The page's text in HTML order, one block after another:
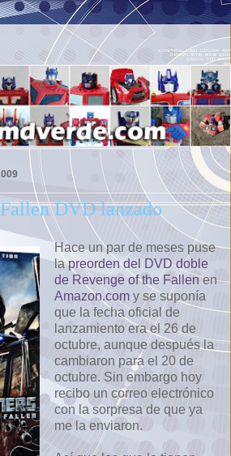
DVD lanzado
Hace un par de meses puse
lapreorden del DVD doble
de Revenge of the Fallenen
Amazon.com y se suponía
que la fecha oficial de
lanzamiento era el 26 de
octubre, aunque después la
cambiaron para el 20 de
octubre. Sin embargo hoy
recibo un correo electrónico
con la sorpresa de que ya
me la enviaron.